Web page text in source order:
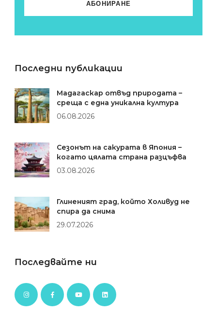
Последни публикации
Мадагаскар отвъд природата –
среща с една уникална култура
06.08.2026
Сезонът на сакурата в Япония –
когато цялата страна разцъфва
03.08.2026
Глиненият град, който Холивуд не
спира да снима
29.07.2026
Последвайте ни